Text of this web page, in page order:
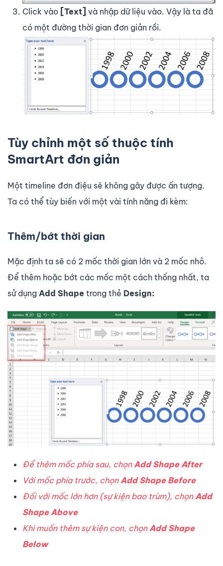
Click vào [Text] và nhập dữ liệu vào. Vậy là ta đã
có một đường thời gian đơn giản rồi.
Tùy chỉnh một số thuộc tính
SmartArt đơn giản
Một timeline đơn điệu sẽ không gây được ấn tượng.
Ta có thể tùy biến với một vài tính năng đi kèm:
Thêm/bớt thời gian
Mặc định ta sẽ có 2 mốc thời gian lớn và 2 mốc nhỏ.
Để thêm hoặc bớt các mốc một cách thống nhất, ta
sử dụng Add Shape trong thẻ Design:
Để thêm mốc phía sau, chọn Add Shape After
Với mốc phía trước, chọn Add Shape Before
Đối với mốc lớn hơn (sự kiện bao trùm), chọn Add
Shape Above
Khi muốn thêm sự kiện con, chọn Add Shape
Below